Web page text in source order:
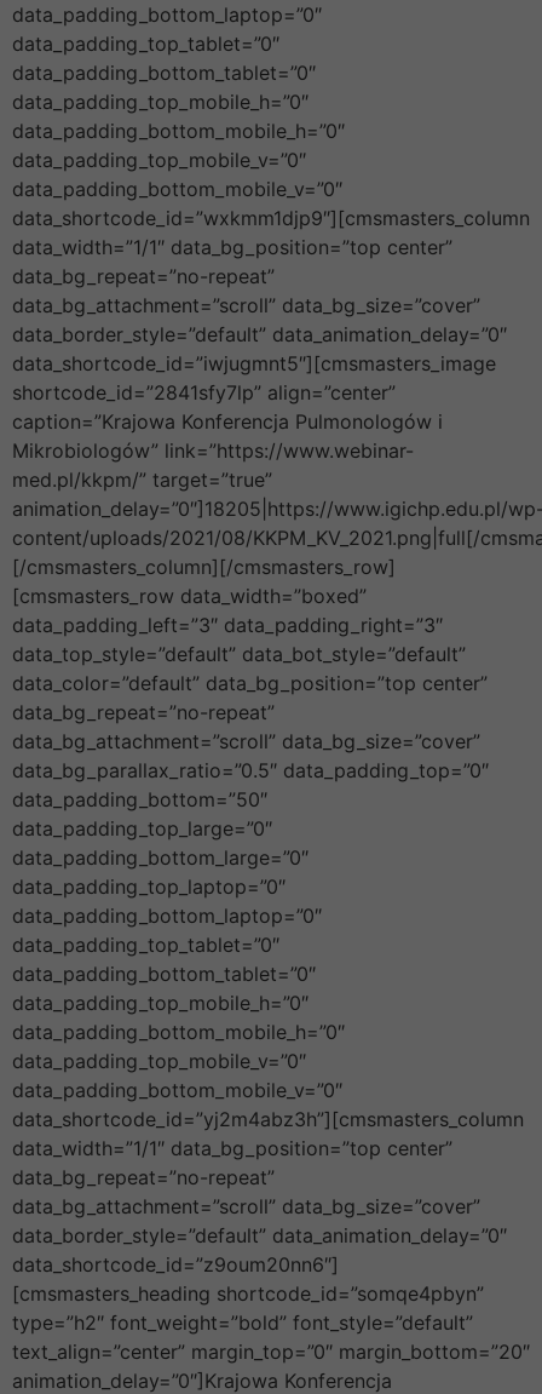
data_padding_bottom_laptop=”0″
data_padding_top_tablet=”0″
data_padding_bottom_tablet=”0″
data_padding_top_mobile_h=”0″
data_padding_bottom_mobile_h=”0″
data_padding_top_mobile_v=”0″
data_padding_bottom_mobile_v=”0″
data_shortcode_id=”wxkmm1djp9″][cmsmasters_column
data_width=”1/1″ data_bg_position=”top center”
data_bg_repeat=”no-repeat”
data_bg_attachment=”scroll” data_bg_size=”cover”
data_border_style=”default” data_animation_delay=”0″
data_shortcode_id=”iwjugmnt5″][cmsmasters_image
shortcode_id=”2841sfy7lp” align=”center”
caption=”Krajowa Konferencja Pulmonologów i
Mikrobiologów” link=”https://www.webinar-
med.pl/kkpm/” target=”true”
animation_delay=”0″]18205|https://www.igichp.edu.pl/
content/uploads/2021/08/KKPM_KV_2021.png|full[/
[/cmsmasters_column][/cmsmasters_row]
[cmsmasters_row data_width=”boxed”
data_padding_left=”3″ data_padding_right=”3″
data_top_style=”default” data_bot_style=”default”
data_color=”default” data_bg_position=”top center”
data_bg_repeat=”no-repeat”
data_bg_attachment=”scroll” data_bg_size=”cover”
data_bg_parallax_ratio=”0.5″ data_padding_top=”0″
data_padding_bottom=”50″
data_padding_top_large=”0″
data_padding_bottom_large=”0″
data_padding_top_laptop=”0″
data_padding_bottom_laptop=”0″
data_padding_top_tablet=”0″
data_padding_bottom_tablet=”0″
data_padding_top_mobile_h=”0″
data_padding_bottom_mobile_h=”0″
data_padding_top_mobile_v=”0″
data_padding_bottom_mobile_v=”0″
data_shortcode_id=”yj2m4abz3h”][cmsmasters_column
data_width=”1/1″ data_bg_position=”top center”
data_bg_repeat=”no-repeat”
data_bg_attachment=”scroll” data_bg_size=”cover”
data_border_style=”default” data_animation_delay=”0″
data_shortcode_id=”z9oum20nn6″]
[cmsmasters_heading shortcode_id=”somqe4pbyn”
type=”h2″ font_weight=”bold” font_style=”default”
text_align=”center” margin_top=”0″ margin_bottom=”20″
animation_delay=”0″]Krajowa Konferencja